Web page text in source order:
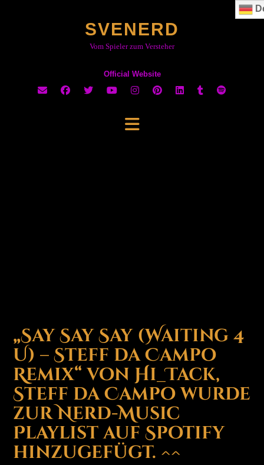
SVENERD
Vom Spieler zum Versteher
Official Website
„Say Say Say (Waiting 4
U) – Steff da Campo
Remix“ von Hi_Tack,
Steff da Campo wurde
zur Nerd-Music
Playlist auf Spotify
hinzugefügt. ^^